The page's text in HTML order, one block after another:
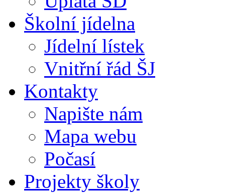
Školní jídelna
Jídelní lístek
Vnitřní řád ŠJ
Kontakty
Napište nám
Mapa webu
Počasí
Projekty školy